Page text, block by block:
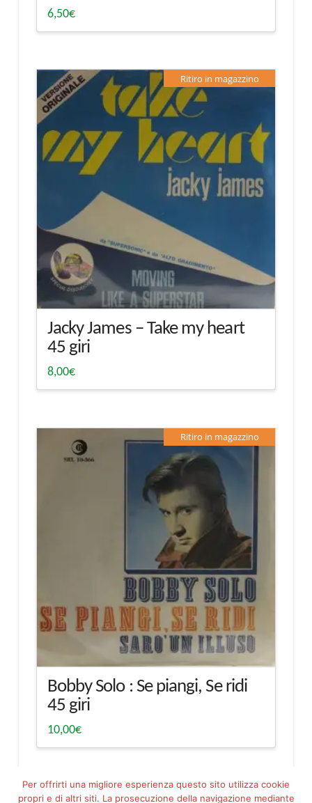
6,50€
Ritiro in magazzino
Jacky James – Take my heart
45 giri
8,00€
Ritiro in magazzino
Bobby Solo : Se piangi, Se ridi
45 giri
10,00€
Per offrirti una migliore esperienza questo sito utilizza cookie
propri e di altri siti. La prosecuzione della navigazione mediante